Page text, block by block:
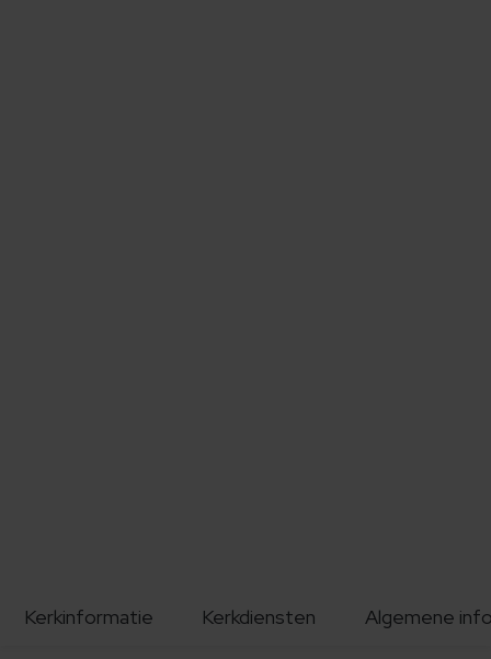
Kerkinformatie Kerkdiensten Algemene